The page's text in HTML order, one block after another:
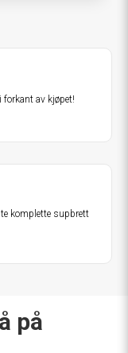
forkant av kjøpet!
komplette supbrett
på